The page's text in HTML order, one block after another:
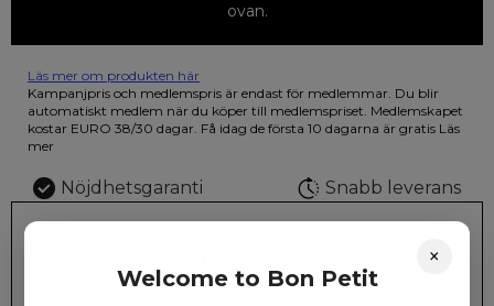
ovan.
Läs mer om produkten här
12 färgpennor som du kan färglägga dina teckningar med. På
illustrationen på den vackra askan finns fjärilar i vilda fluorescerande
färger.
Kampanjpris och medlemspris är endast för medlemmar. Du blir
automatiskt medlem när du köper till medlemspriset. Medlemskapet
kostar EURO 38/30 dagar. Få idag de första 10 dagarna är gratis Läs
mer
Nöjdhetsgaranti Snabb leverans
749.00
×
Welcome to Bon Petit